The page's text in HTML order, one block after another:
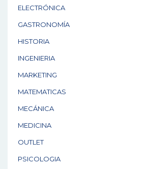
ELECTRÓNICA
GASTRONOMÍA
HISTORIA
INGENIERIA
MARKETING
MATEMATICAS
MECÁNICA
MEDICINA
OUTLET
PSICOLOGIA